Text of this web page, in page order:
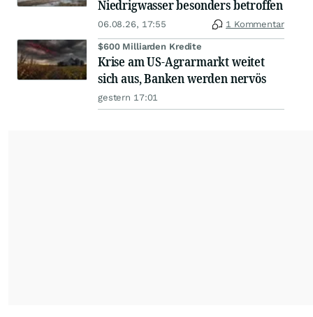
Niedrigwasser besonders betroffen
06.08.26, 17:55 1 Kommentar
$600 Milliarden Kredite
Krise am US-Agrarmarkt weitet
sich aus, Banken werden nervös
gestern 17:01